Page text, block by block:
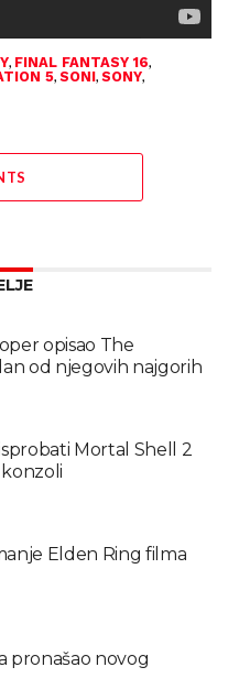
, FINAL FANTASY 16,
5, SONI, SONY,
opisao The
od njegovih najgorih
Mortal Shell 2
Elden Ring filma
pronašao novog